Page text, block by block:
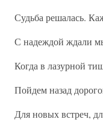
Судьба решалась.
С надеждой ждали
Когда в лазурной
Пойдем назад
Для новых встреч,